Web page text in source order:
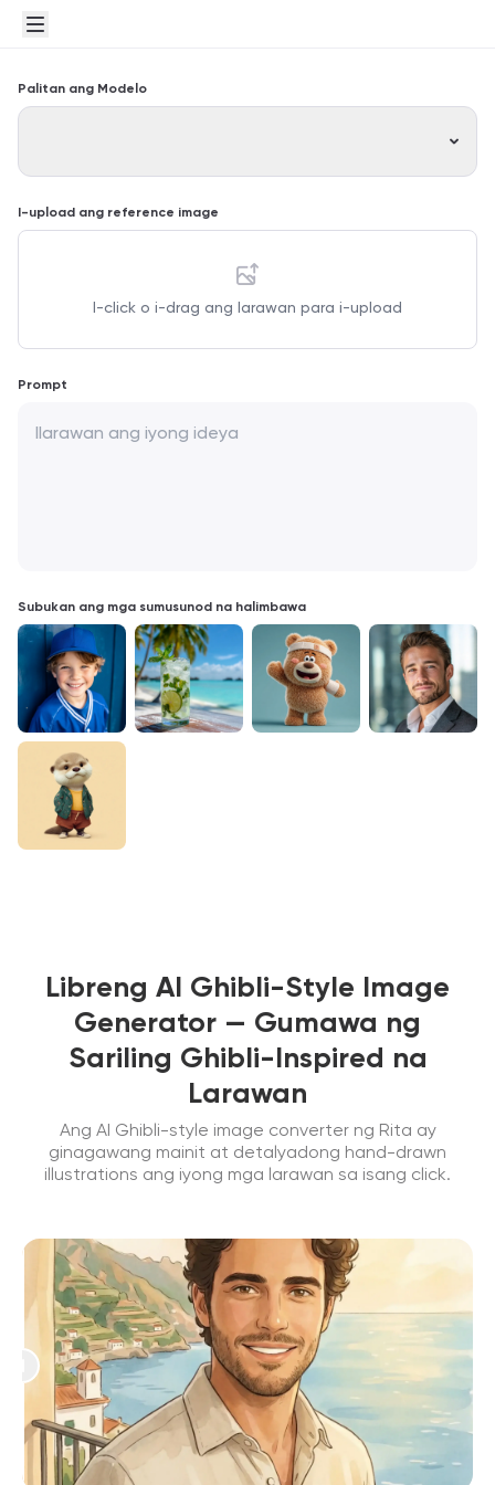
Palitan ang Modelo
I-upload ang reference image
I-click o i-drag ang larawan para i-upload
Prompt
Subukan ang mga sumusunod na halimbawa
Libreng AI Ghibli-Style Image
Generator — Gumawa ng
Sariling Ghibli-Inspired na
Larawan
Ang AI Ghibli-style image converter ng Rita ay
ginagawang mainit at detalyadong hand-drawn
illustrations ang iyong mga larawan sa isang click.